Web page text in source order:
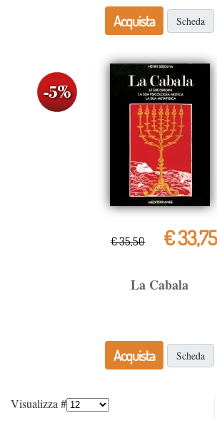
Acquista Scheda
€ 35,50 € 33,75
La Cabala
Acquista Scheda
Visualizza #